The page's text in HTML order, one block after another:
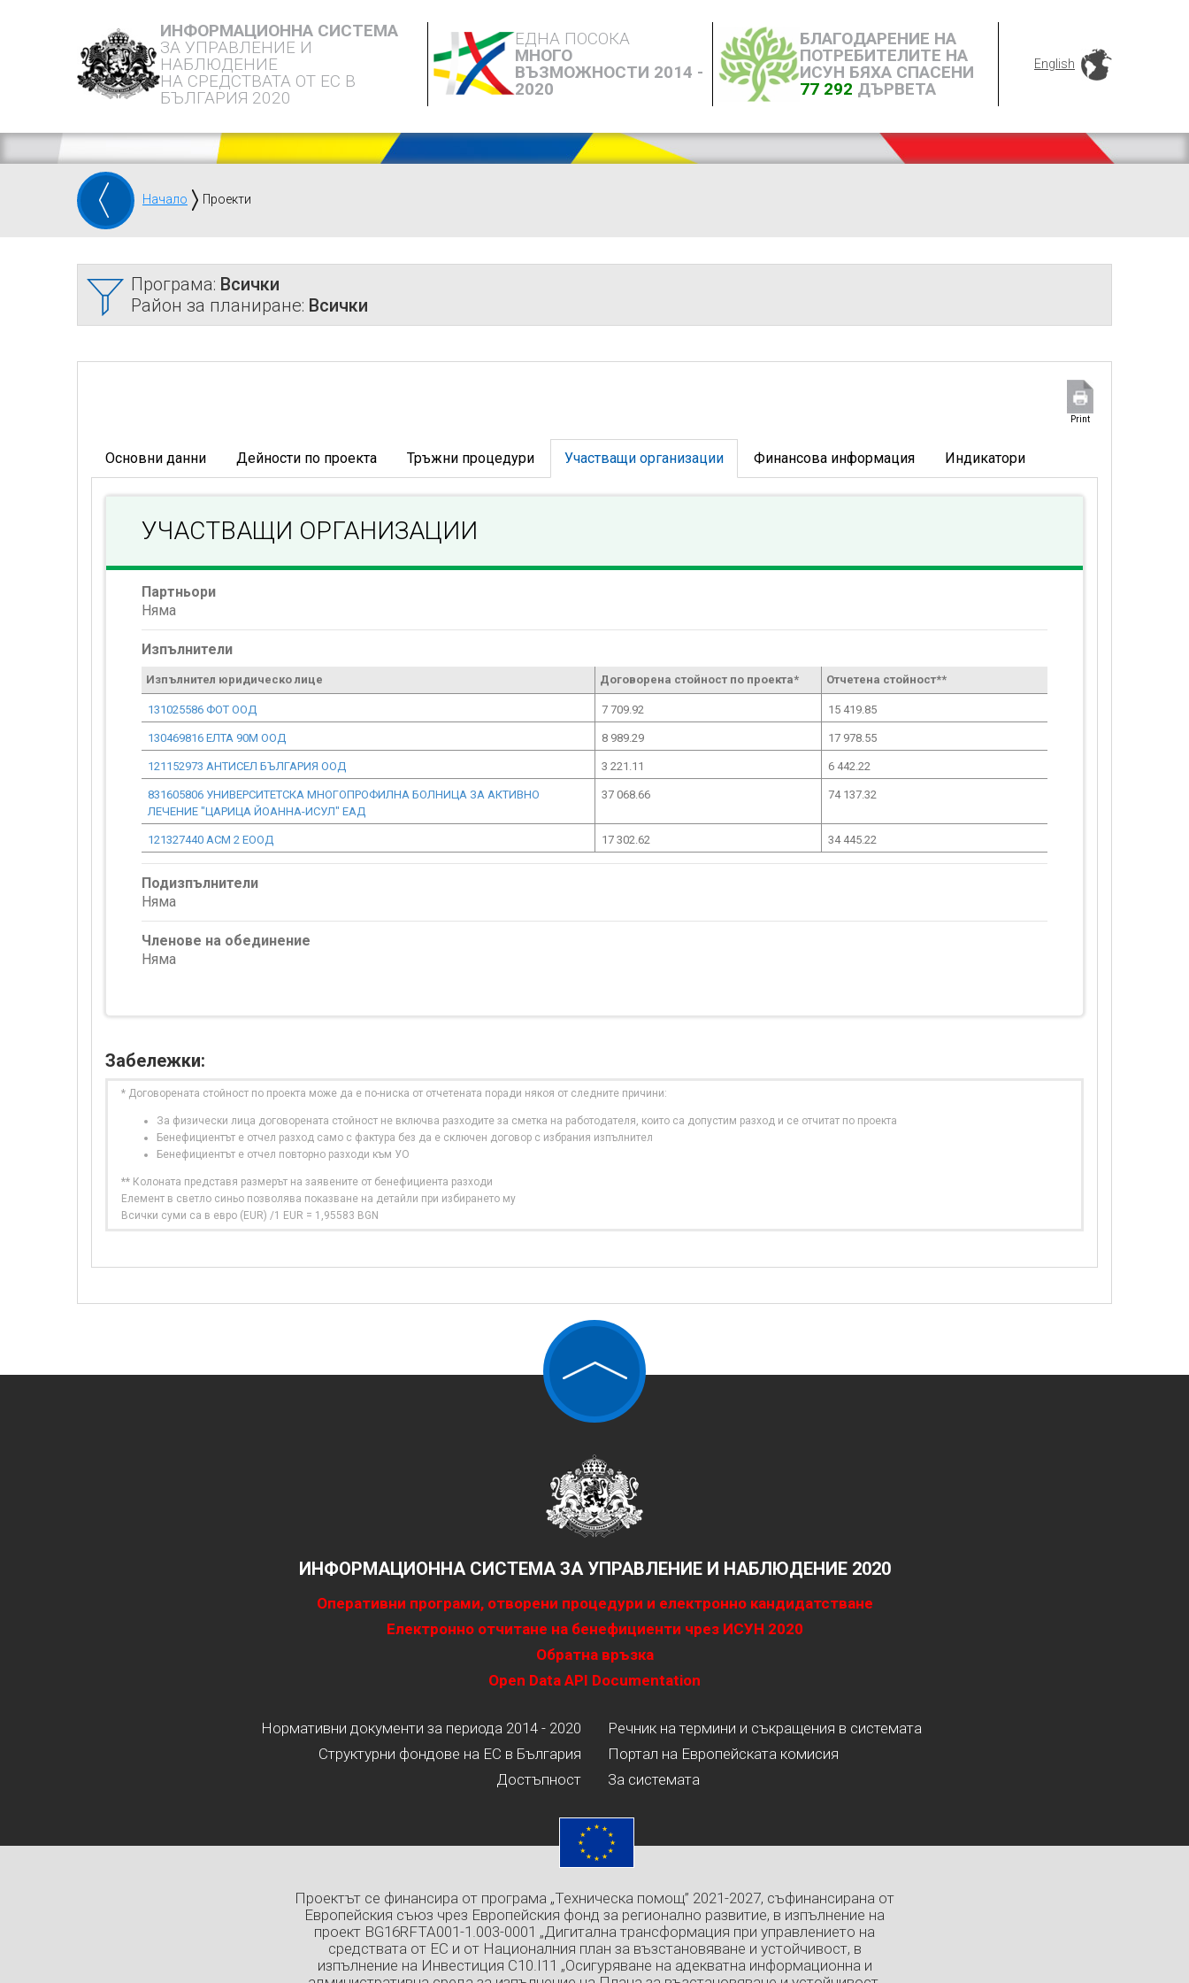
ИНФОРМАЦИОННА СИСТЕМА
ЗА УПРАВЛЕНИЕ И
НАБЛЮДЕНИЕ
НА СРЕДСТВАТА ОТ ЕС В
БЪЛГАРИЯ 2020
ЕДНА ПОСОКА
МНОГО
ВЪЗМОЖНОСТИ 2014 -
2020
БЛАГОДАРЕНИЕ НА
ПОТРЕБИТЕЛИТЕ НА
ИСУН БЯХА СПАСЕНИ
77 292 ДЪРВЕТА
English
Начало Проекти
Програма: Всички
Район за планиране: Всички
Print
Основни данни Дейности по проекта Тръжни процедури Участващи организации Финансова информация Индикатори
УЧАСТВАЩИ ОРГАНИЗАЦИИ
Партньори
Няма
Изпълнители
Изпълнител юридическо лице Договорена стойност по проекта* Отчетена стойност**
131025586 ФОТ ООД 7 709.92 15 419.85
130469816 ЕЛТА 90М ООД 8 989.29 17 978.55
121152973 АНТИСЕЛ БЪЛГАРИЯ ООД 3 221.11 6 442.22
831605806 УНИВЕРСИТЕТСКА МНОГОПРОФИЛНА БОЛНИЦА ЗА АКТИВНО
ЛЕЧЕНИЕ "ЦАРИЦА ЙОАННА-ИСУЛ" ЕАД
37 068.66 74 137.32
121327440 АСМ 2 ЕООД 17 302.62 34 445.22
Подизпълнители
Няма
Членове на обединение
Няма
Забележки:
* Договорената стойност по проекта може да е по-ниска от отчетената поради някоя от следните причини:
За физически лица договорената стойност не включва разходите за сметка на работодателя, които са допустим разход и се отчитат по проекта
Бенефициентът е отчел разход само с фактура без да е сключен договор с избрания изпълнител
Бенефициентът е отчел повторно разходи към УО
** Колоната представя размерът на заявените от бенефициента разходи
Елемент в светло синьо позволява показване на детайли при избирането му
Всички суми са в евро (EUR) /1 EUR = 1,95583 BGN
ИНФОРМАЦИОННА СИСТЕМА ЗА УПРАВЛЕНИЕ И НАБЛЮДЕНИЕ 2020
Оперативни програми, отворени процедури и електронно кандидатстване
Електронно отчитане на бенефициенти чрез ИСУН 2020
Обратна връзка
Open Data API Documentation
Нормативни документи за периода 2014 - 2020
Структурни фондове на ЕС в България
Достъпност
Речник на термини и съкращения в системата
Портал на Европейската комисия
За системата
Проектът се финансира от програма „Техническа помощ” 2021-2027, съфинансирана от
Европейския съюз чрез Европейския фонд за регионално развитие, в изпълнение на
проект BG16RFTA001-1.003-0001 „Дигитална трансформация при управлението на
средствата от ЕС и от Националния план за възстановяване и устойчивост, в
изпълнение на Инвестиция C10.I11 „Осигуряване на адекватна информационна и